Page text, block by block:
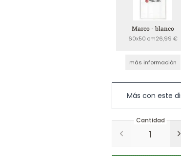
Marco - blanco
60x50 cm26,99 €
más información
Más con este
Cantidad